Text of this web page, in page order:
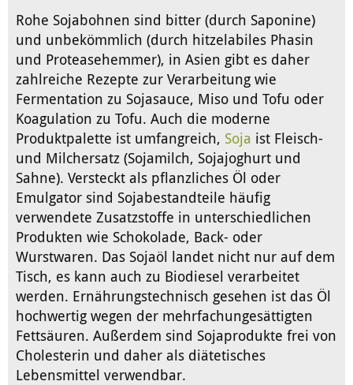
Rohe Sojabohnen sind bitter (durch Saponine)
und unbekömmlich (durch hitzelabiles Phasin
und Proteasehemmer), in Asien gibt es daher
zahlreiche Rezepte zur Verarbeitung wie
Fermentation zu Sojasauce, Miso und Tofu oder
Koagulation zu Tofu. Auch die moderne
Produktpalette ist umfangreich, Soja ist Fleisch-
und Milchersatz (Sojamilch, Sojajoghurt und
Sahne). Versteckt als pflanzliches Öl oder
Emulgator sind Sojabestandteile häufig
verwendete Zusatzstoffe in unterschiedlichen
Produkten wie Schokolade, Back- oder
Wurstwaren. Das Sojaöl landet nicht nur auf dem
Tisch, es kann auch zu Biodiesel verarbeitet
werden. Ernährungstechnisch gesehen ist das Öl
hochwertig wegen der mehrfachungesättigten
Fettsäuren. Außerdem sind Sojaprodukte frei von
Cholesterin und daher als diätetisches
Lebensmittel verwendbar.